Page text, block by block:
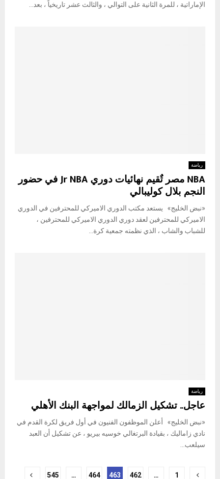
الإماراتية ، للمرة الثانية على التوالي ، والثالث عشر تاريخياً ، بعد...
رياضة
NBA مصر‏ تٌقيم نهائيات دوري Jr NBA في حضور
النجم بلال كوليبالي
«نبض الخليج» يستعد مكتب الدوري الاميركي للمحترفين في الدوري
الاميركي للمحترفين لعقد دوري الدوري الاميركي للمحترفين ،
للشباب والشاب ، الذي نظمته جمعية كرة...
رياضة
عاجل.. تشكيل الزمالك لمواجهة البنك الأهلي
«نبض الخليج» أعلن الموظفون الفنيون في أول فريق لكرة القدم في
نادي زاماليك ، بقيادة البرتغالي خوسيه بيريو ، عن تشكيل أن العبد
سيلعب...
1
…
462
463
464
…
545